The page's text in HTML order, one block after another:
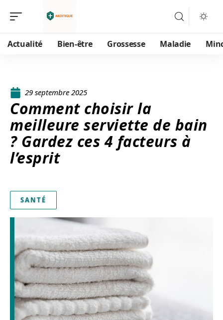
Actualité Bien-être Grossesse Maladie
29 septembre 2025
Comment choisir la
meilleure serviette de bain
? Gardez ces 4 facteurs à
l’esprit
SANTÉ